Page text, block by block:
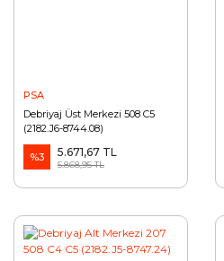
PSA
Debriyaj Üst Merkezi 508 C5
(2182.J6-8744.08)
%3 5.671,67 TL
5.868,95 TL